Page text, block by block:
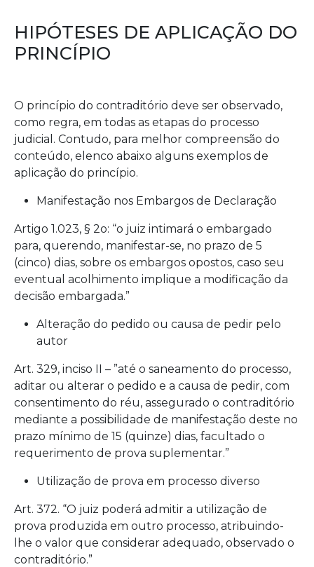
HIPÓTESES DE APLICAÇÃO DO
PRINCÍPIO
O princípio do contraditório deve ser observado,
como regra, em todas as etapas do processo
judicial. Contudo, para melhor compreensão do
conteúdo, elenco abaixo alguns exemplos de
aplicação do princípio.
Manifestação nos Embargos de Declaração
Artigo 1.023, § 2o: “o juiz intimará o embargado
para, querendo, manifestar-se, no prazo de 5
(cinco) dias, sobre os embargos opostos, caso seu
eventual acolhimento implique a modificação da
decisão embargada.”
Alteração do pedido ou causa de pedir pelo
autor
Art. 329, inciso II – ”até o saneamento do processo,
aditar ou alterar o pedido e a causa de pedir, com
consentimento do réu, assegurado o contraditório
mediante a possibilidade de manifestação deste no
prazo mínimo de 15 (quinze) dias, facultado o
requerimento de prova suplementar.”
Utilização de prova em processo diverso
Art. 372. “O juiz poderá admitir a utilização de
prova produzida em outro processo, atribuindo-
lhe o valor que considerar adequado, observado o
contraditório.”